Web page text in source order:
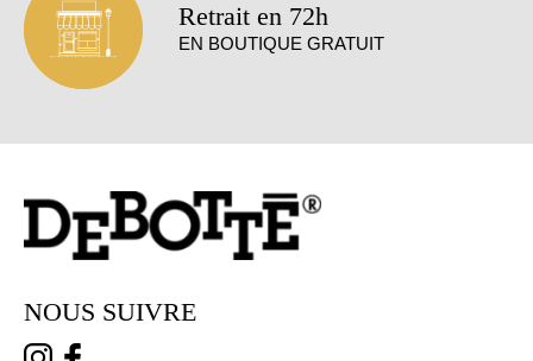
Retrait en 72h
EN BOUTIQUE GRATUIT
NOUS SUIVRE